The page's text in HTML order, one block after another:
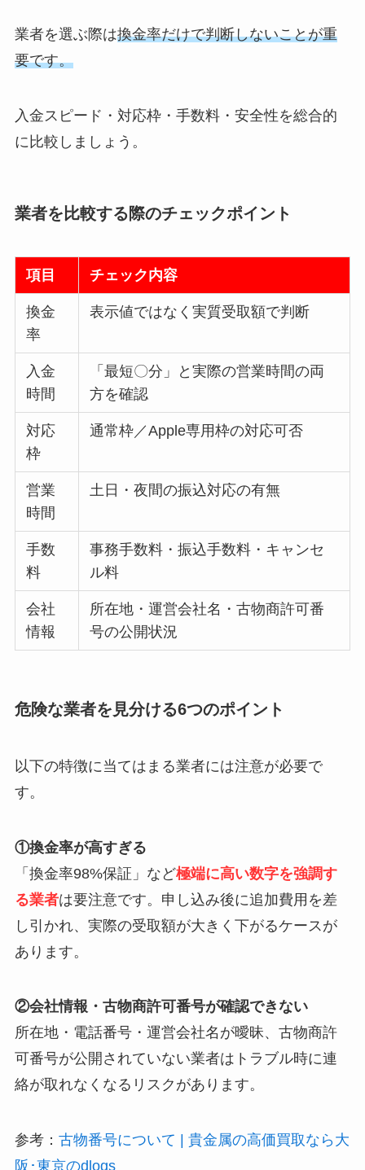
業者を選ぶ際は換金率だけで判断しないことが重
要です。
入金スピード・対応枠・手数料・安全性を総合的
に比較しましょう。
業者を比較する際のチェックポイント
項目 チェック内容
換金
率
表示値ではなく実質受取額で判断
入金
時間
「最短〇分」と実際の営業時間の両
方を確認
対応
枠
通常枠／Apple専用枠の対応可否
営業
時間
土日・夜間の振込対応の有無
手数
料
事務手数料・振込手数料・キャンセ
ル料
会社
情報
所在地・運営会社名・古物商許可番
号の公開状況
危険な業者を見分ける6つのポイント
以下の特徴に当てはまる業者には注意が必要で
す。
①換金率が高すぎる
「換金率98%保証」など極端に高い数字を強調す
る業者は要注意です。申し込み後に追加費用を差
し引かれ、実際の受取額が大きく下がるケースが
あります。
②会社情報・古物商許可番号が確認できない
所在地・電話番号・運営会社名が曖昧、古物商許
可番号が公開されていない業者はトラブル時に連
絡が取れなくなるリスクがあります。
参考： 古物番号について | 貴金属の高価買取なら大
阪･東京のdlogs